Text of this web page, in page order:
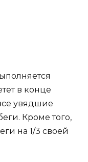
в конце
увядшие
Кроме того,
на 1/3 своей